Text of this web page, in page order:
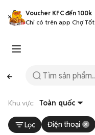
Voucher KFC đến 100k
Chỉ có trên app Chợ Tốt
Khu vực: Toàn quốc
Lọc Điện thoại